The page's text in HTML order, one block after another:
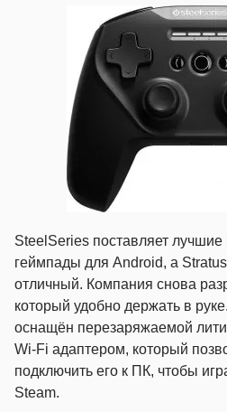
SteelSeries поставляет
геймпады для Android, а
отличный. Компания снова
который удобно держать в
оснащён перезаряжаемой
Wi-Fi адаптером, который
подключить его к ПК, чтобы
Steam.